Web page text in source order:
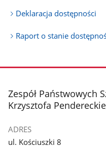
Deklaracja dostępności
Raport o stanie
stopka
Zespół Państwowych
Krzysztofa
ADRES
ul. Kościuszki 8